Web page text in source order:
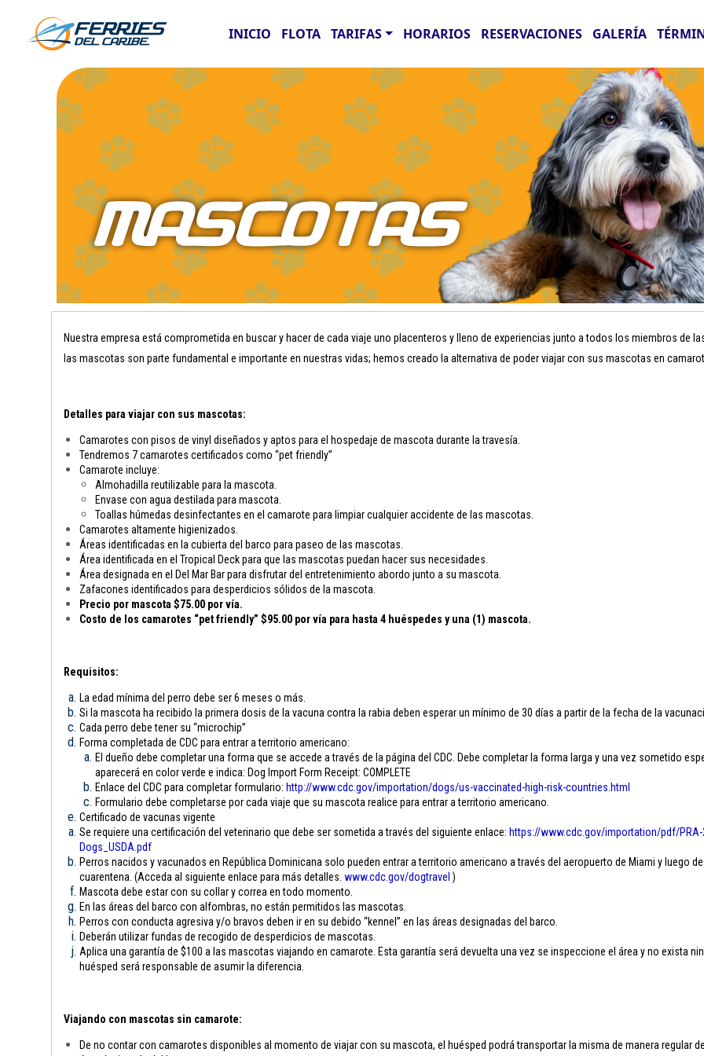
INICIO FLOTA TARIFAS HORARIOS RESERVACIONES GALERÍA
Nuestra empresa está comprometida en buscar y hacer de cada viaje uno placenteros y lleno de experiencias junto a todos los miembros de
las mascotas son parte fundamental e importante en nuestras vidas; hemos creado la alternativa de poder viajar con sus mascotas en
Detalles para viajar con sus mascotas:
Camarotes con pisos de vinyl diseñados y aptos para el hospedaje de mascota durante la travesía.
Tendremos 7 camarotes certificados como “pet friendly”
Camarote incluye:
Almohadilla reutilizable para la mascota.
Envase con agua destilada para mascota.
Toallas húmedas desinfectantes en el camarote para limpiar cualquier accidente de las mascotas.
Camarotes altamente higienizados.
Áreas identificadas en la cubierta del barco para paseo de las mascotas.
Área identificada en el Tropical Deck para que las mascotas puedan hacer sus necesidades.
Área designada en el Del Mar Bar para disfrutar del entretenimiento abordo junto a su mascota.
Zafacones identificados para desperdicios sólidos de la mascota.
Precio por mascota $75.00 por vía.
Costo de los camarotes “pet friendly” $95.00 por vía para hasta 4 huéspedes y una (1) mascota.
Requisitos:
La edad mínima del perro debe ser 6 meses o más.
Si la mascota ha recibido la primera dosis de la vacuna contra la rabia deben esperar un mínimo de 30 días a partir de la fecha de la
Cada perro debe tener su “microchip”
Forma completada de CDC para entrar a territorio americano:
El dueño debe completar una forma que se accede a través de la página del CDC. Debe completar la forma larga y una vez sometido
aparecerá en color verde e indica: Dog Import Form Receipt: COMPLETE
Enlace del CDC para completar formulario: http://www.cdc.gov/importation/dogs/us-vaccinated-high-risk-countries.html
Formulario debe completarse por cada viaje que su mascota realice para entrar a territorio americano.
Certificado de vacunas vigente
Se requiere una certificación del veterinario que debe ser sometida a través del siguiente enlace: https://www.cdc.gov/importation/pdf/PRA-
Dogs_USDA.pdf
Perros nacidos y vacunados en República Dominicana solo pueden entrar a territorio americano a través del aeropuerto de Miami y luego
cuarentena. (Acceda al siguiente enlace para más detalles. www.cdc.gov/dogtravel )
Mascota debe estar con su collar y correa en todo momento.
En las áreas del barco con alfombras, no están permitidos las mascotas.
Perros con conducta agresiva y/o bravos deben ir en su debido “kennel” en las áreas designadas del barco.
Deberán utilizar fundas de recogido de desperdicios de mascotas.
Aplica una garantía de $100 a las mascotas viajando en camarote. Esta garantía será devuelta una vez se inspeccione el área y no exista
huésped será responsable de asumir la diferencia.
Viajando con mascotas sin camarote:
De no contar con camarotes disponibles al momento de viajar con su mascota, el huésped podrá transportar la misma de manera regular